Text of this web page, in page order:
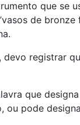
que se
de
devo registrar
que
ou pode